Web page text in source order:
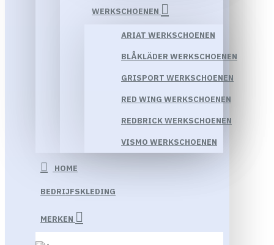
WERKSCHOENEN
ARIAT WERKSCHOENEN
BLÅKLÄDER WERKSCHOENEN
GRISPORT WERKSCHOENEN
RED WING WERKSCHOENEN
REDBRICK WERKSCHOENEN
VISMO WERKSCHOENEN
HOME
BEDRIJFSKLEDING
MERKEN